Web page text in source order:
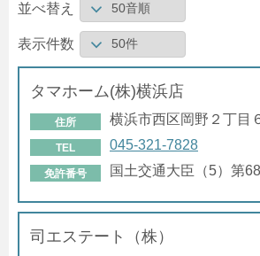
並べ替え
表示件数
タマホーム(株)横浜店
住所 横浜市西区岡野２丁目
TEL 045-321-7828
免許番号 国土交通大臣（5）第
司エステート（株）